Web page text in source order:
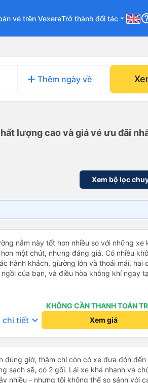
vé trên VexereTrở thành đối tác arrow_drop_down
add Thêm ngày về
lượng cao và giá vé ưu đãi
Xem bộ lọc
nằm này tốt hơn nhiều so với những xe
hơn một chút, nhưng đáng giá. Có nhiều
hành khách, giường lớn và thoải mái, hai
của bạn, và điều hòa không khí ngay
có thể bật tắt. Nhân viên thân thiện và tài
phải lúc nào cũng ổn định).
KHÔNG CẦN THANH TOÁN
chi tiết keyboard_arrow_down Xem giá
đúng giờ, thậm chí còn có xe đưa đón đến
sạch sẽ, có 2 gối. Lái xe khá nhanh và
nhiều - nhưng tôi không thể so sánh với